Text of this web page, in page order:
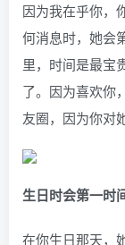
因为我在乎你，
何消息时，她会
里，时间是最宝
了。因为喜欢你
友圈，因为你对
生日时会第一时
在你生日那天，